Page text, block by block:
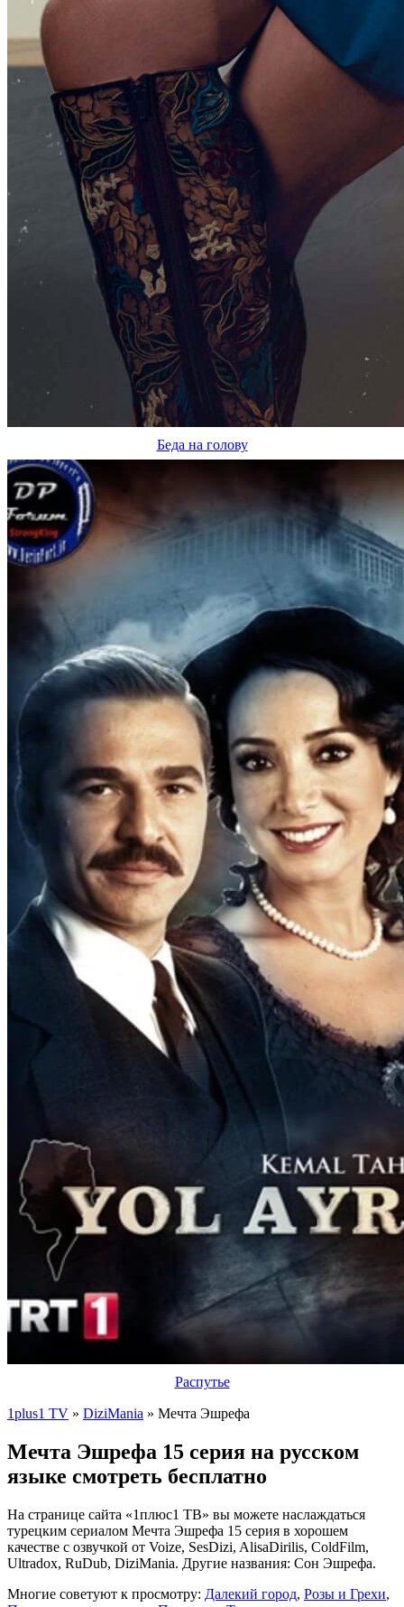
Беда на голову
Распутье
1plus1 TV » DiziMania » Мечта Эшрефа
Мечта Эшрефа 15 серия на русском
языке смотреть бесплатно
На странице сайта «1плюс1 ТВ» вы можете наслаждаться
турецким сериалом Мечта Эшрефа 15 серия в хорошем
качестве с озвучкой от Voize, SesDizi, AlisaDirilis, ColdFilm,
Ultradox, RuDub, DiziMania. Другие названия: Сон Эшрефа.
Многие советуют к просмотру: Далекий город, Розы и Грехи,